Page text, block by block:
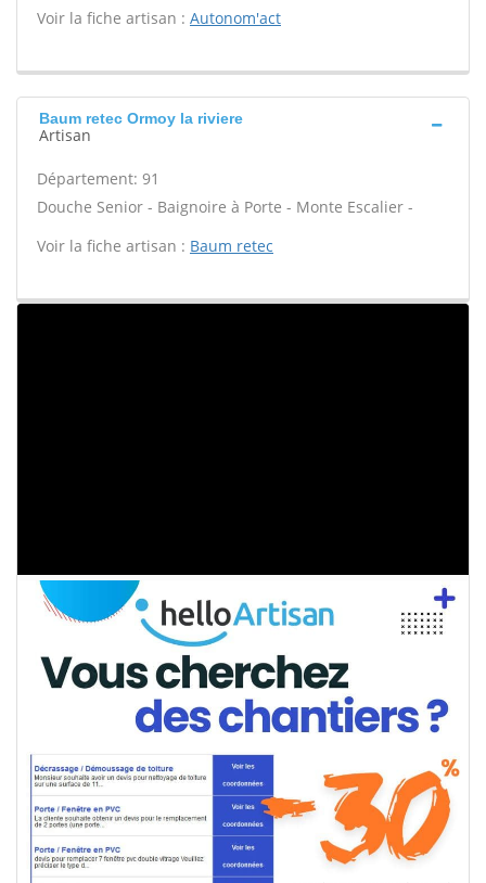
Voir la fiche artisan : Autonom'act
Baum retec Ormoy la riviere
Artisan
Département: 91
Douche Senior - Baignoire à Porte - Monte Escalier -
Voir la fiche artisan : Baum retec